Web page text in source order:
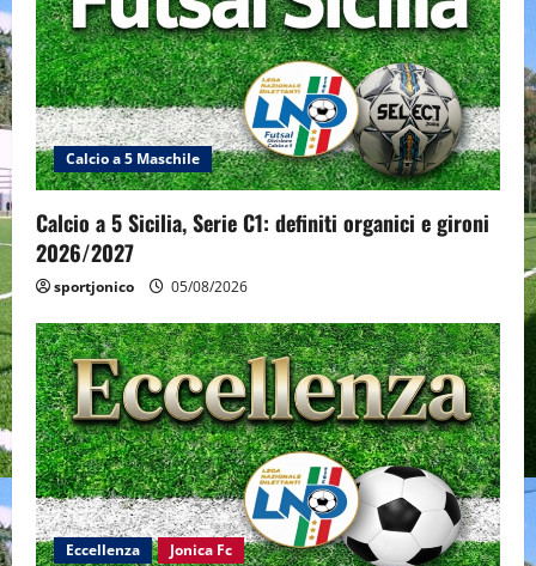
Calcio a 5 Maschile
Calcio a 5 Sicilia, Serie C1: definiti organici e gironi
2026/2027
sportjonico 05/08/2026
Eccellenza Jonica Fc